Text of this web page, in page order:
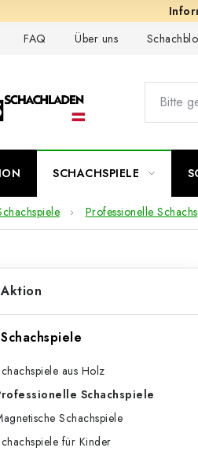
FAQ Über uns
SCHACHSPIELE
Professionelle
Aktion
Schachspiele
aus Holz
Schachspiele
Schachspiele
für Kinder